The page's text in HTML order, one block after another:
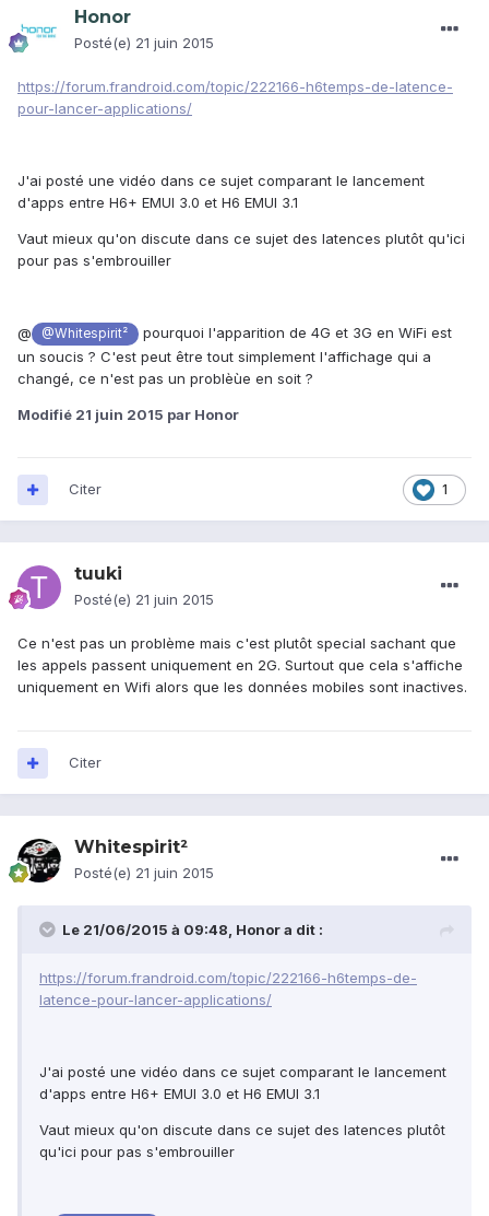
Honor
Posté(e) 21 juin 2015
https://forum.frandroid.com/topic/222166-h6temps-de-latence-
pour-lancer-applications/
J'ai posté une vidéo dans ce sujet comparant le lancement
d'apps entre H6+ EMUI 3.0 et H6 EMUI 3.1
Vaut mieux qu'on discute dans ce sujet des latences plutôt qu'ici
pour pas s'embrouiller
@ @Whitespirit²
pourquoi l'apparition de 4G et 3G en WiFi est
un soucis ? C'est peut être tout simplement l'affichage qui a
changé, ce n'est pas un problèùe en soit ?
Modifié 21 juin 2015 par Honor
1
Citer
tuuki
Posté(e) 21 juin 2015
Ce n'est pas un problème mais c'est plutôt special sachant que
les appels passent uniquement en 2G. Surtout que cela s'affiche
uniquement en Wifi alors que les données mobiles sont inactives.
Citer
Whitespirit²
Posté(e) 21 juin 2015
Le 21/06/2015 à 09:48, Honor a dit :
https://forum.frandroid.com/topic/222166-h6temps-de-
latence-pour-lancer-applications/
J'ai posté une vidéo dans ce sujet comparant le lancement
d'apps entre H6+ EMUI 3.0 et H6 EMUI 3.1
Vaut mieux qu'on discute dans ce sujet des latences plutôt
qu'ici pour pas s'embrouiller